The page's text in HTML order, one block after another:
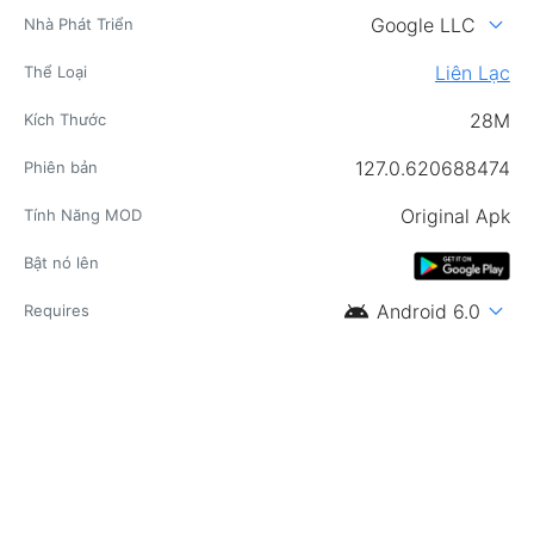
Nhà Phát Triển Google LLC expand_more
Thể Loại Liên Lạc
Kích Thước 28M
Phiên bản 127.0.620688474
Tính Năng MOD Original Apk
Bật nó lên
Requires android Android 6.0 expand_more